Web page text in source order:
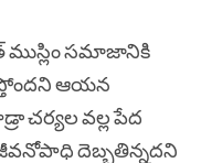
ముస్లిం సమాజానికి
ఆయన
చర్యల వల్ల పేద
జీవనోపాధి దెబ్బతిన్నదని